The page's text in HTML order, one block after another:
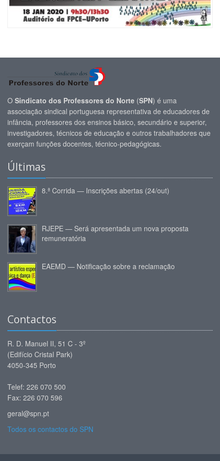
O Sindicato dos Professores do Norte (SPN) é uma
associação sindical portuguesa representativa de educadores de
infância, professores dos ensinos básico, secundário e superior,
investigadores, técnicos de educação e outros trabalhadores que
exerçam funções docentes, técnico-pedagógicas.
Últimas
8.ª Corrida — Inscrições abertas (24/out)
RJEPE — Será apresentada um nova proposta
remuneratória
EAEMD — Notificação sobre a reclamação
Contactos
R. D. Manuel II, 51 C - 3º
(Edifício Cristal Park)
4050-345 Porto
Telef: 226 070 500
Fax: 226 070 596
geral@spn.pt
Todos os contactos do SPN